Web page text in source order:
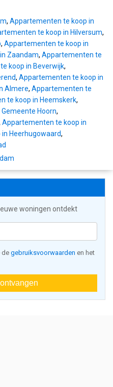
, Appartementen te koop in
te koop in Hilversum,
, Appartementen te koop in
Zaandam, Appartementen te
koop in Beverwijk,
, Appartementen te koop in
Almere, Appartementen te
te koop in Heemskerk,
Hoorn,
Appartementen te koop in
Heerhugowaard,
woningen ontdekt
de gebruiksvoorwaarden en het